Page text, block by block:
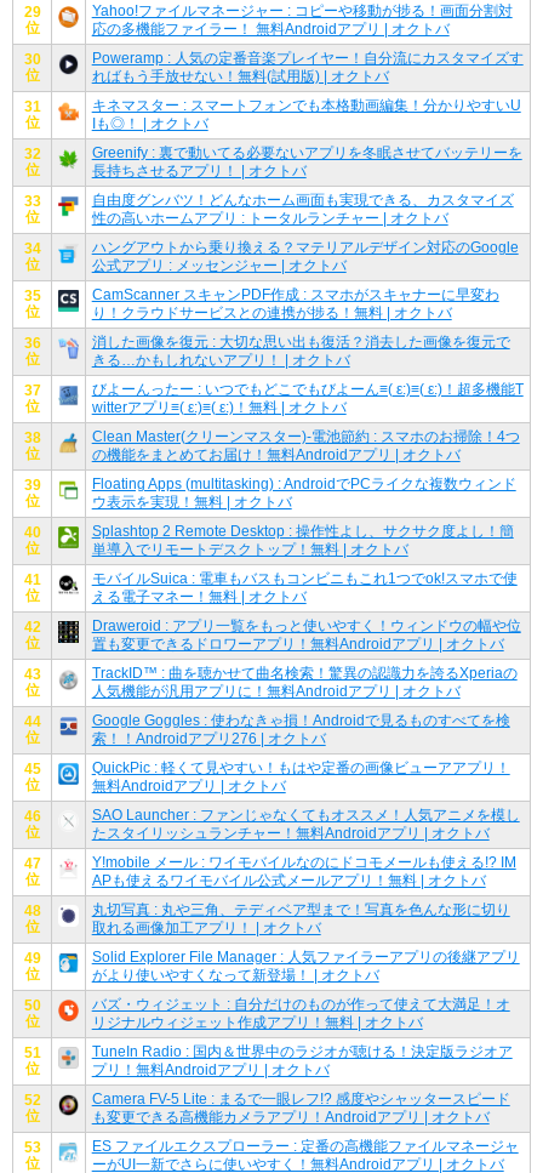
29
位
Yahoo!ファイルマネージャー : コピーや移動が捗る！画面分割対
応の多機能ファイラー！ 無料Androidアプリ | オクトバ
30
位
Poweramp : 人気の定番音楽プレイヤー！自分流にカスタマイズす
ればもう手放せない！無料(試用版) | オクトバ
31
位
キネマスター : スマートフォンでも本格動画編集！分かりやすいU
Iも◎！ | オクトバ
32
位
Greenify : 裏で動いてる必要ないアプリを冬眠させてバッテリーを
長持ちさせるアプリ！ | オクトバ
33
位
自由度グンバツ！どんなホーム画面も実現できる、カスタマイズ
性の高いホームアプリ : トータルランチャー | オクトバ
34
位
ハングアウトから乗り換える？マテリアルデザイン対応のGoogle
公式アプリ : メッセンジャー | オクトバ
35
位
CamScanner スキャンPDF作成 : スマホがスキャナーに早変わ
り！クラウドサービスとの連携が捗る！無料 | オクトバ
36
位
消した画像を復元 : 大切な思い出も復活？消去した画像を復元で
きる…かもしれないアプリ！ | オクトバ
37
位
びよーんったー : いつでもどこでもびよーん≡( ε:)≡( ε:)！超多機能T
witterアプリ≡( ε:)≡( ε:)！無料 | オクトバ
38
位
Clean Master(クリーンマスター)-電池節約 : スマホのお掃除！4つ
の機能をまとめてお届け！無料Androidアプリ | オクトバ
39
位
Floating Apps (multitasking) : AndroidでPCライクな複数ウィンド
ウ表示を実現！無料 | オクトバ
40
位
Splashtop 2 Remote Desktop : 操作性よし、サクサク度よし！簡
単導入でリモートデスクトップ！無料 | オクトバ
41
位
モバイルSuica : 電車もバスもコンビニもこれ1つでok!スマホで使
える電子マネー！無料 | オクトバ
42
位
Draweroid : アプリ一覧をもっと使いやすく！ウィンドウの幅や位
置も変更できるドロワーアプリ！無料Androidアプリ | オクトバ
43
位
TrackID™ : 曲を聴かせて曲名検索！驚異の認識力を誇るXperiaの
人気機能が汎用アプリに！無料Androidアプリ | オクトバ
44
位
Google Goggles : 使わなきゃ損！Androidで見るものすべてを検
索！！Androidアプリ276 | オクトバ
45
位
QuickPic : 軽くて見やすい！もはや定番の画像ビューアアプリ！
無料Androidアプリ | オクトバ
46
位
SAO Launcher : ファンじゃなくてもオススメ！人気アニメを模し
たスタイリッシュランチャー！無料Androidアプリ | オクトバ
47
位
Y!mobile メール : ワイモバイルなのにドコモメールも使える!? IM
APも使えるワイモバイル公式メールアプリ！無料 | オクトバ
48
位
丸切写真 : 丸や三角、テディベア型まで！写真を色んな形に切り
取れる画像加工アプリ！ | オクトバ
49
位
Solid Explorer File Manager : 人気ファイラーアプリの後継アプリ
がより使いやすくなって新登場！ | オクトバ
50
位
バズ・ウィジェット : 自分だけのものが作って使えて大満足！オ
リジナルウィジェット作成アプリ！無料 | オクトバ
51
位
TuneIn Radio : 国内＆世界中のラジオが聴ける！決定版ラジオア
プリ！無料Androidアプリ | オクトバ
52
位
Camera FV-5 Lite : まるで一眼レフ!? 感度やシャッタースピード
も変更できる高機能カメラアプリ！Androidアプリ | オクトバ
53
位
ES ファイルエクスプローラー : 定番の高機能ファイルマネージャ
ーがUI一新でさらに使いやすく！無料Androidアプリ | オクトバ